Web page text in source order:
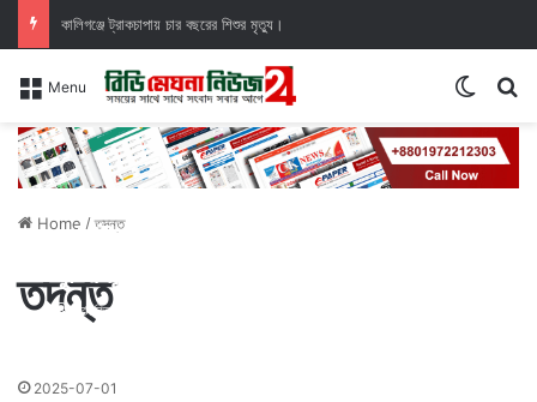
কালিগঞ্জে ট্রাকচাপায় চার বছরের শিশুর মৃত্যু।
Menu
Home /তদন্ত
তদন্ত
মোবাইল না পেয়ে বিদ্যুৎস্পৃষ্ট হওয়ার ঝুঁকি:
খুঁটির চূড়ায় কিশোরের রুদ্ধশ্বাস অবস্থান।
বার্তা বিভাগ
2025-07-01